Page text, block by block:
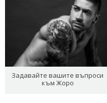
Задавайте вашите въпроси
към Жоро